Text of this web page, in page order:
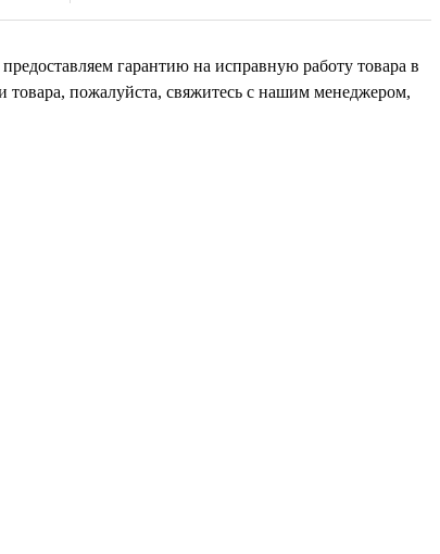
гарантию на исправную работу товара в
товара, пожалуйста, свяжитесь с нашим менеджером,